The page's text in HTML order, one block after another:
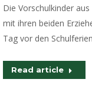
Die Vorschulkinder
mit ihren beiden
Tag vor den
Read article